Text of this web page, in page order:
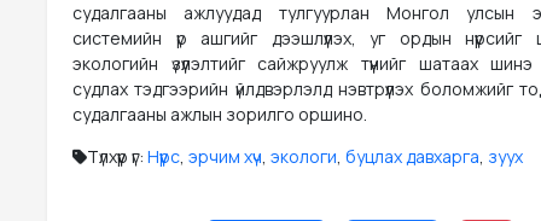
судалгааны ажлуудад тулгуурлан Монгол улсын
системийн үр ашгийг дээшлүүлэх, уг ордын нүүрсийг
экологийн үзүүлэлтийг сайжруулж түүнийг шатаах
судлах тэдгээрийн үйлдвэрлэлд нэвтрүүлэх боломжийг
судалгааны ажлын зорилго оршино.
Түлхүүр үг: Нүүрс, эрчим хүч, экологи, буцлах давхарга, зуух